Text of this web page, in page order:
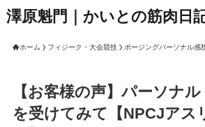
澤原魁門｜かいとの筋肉日
ホーム フィジーク・大会競技 ポージングパーソナル感
【お客様の声】パーソナ
を受けてみて【NPCJアス